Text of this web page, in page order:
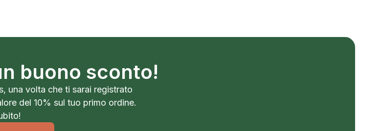
buono sconto!
una volta che ti sarai registrato
del 10% sul tuo primo ordine.